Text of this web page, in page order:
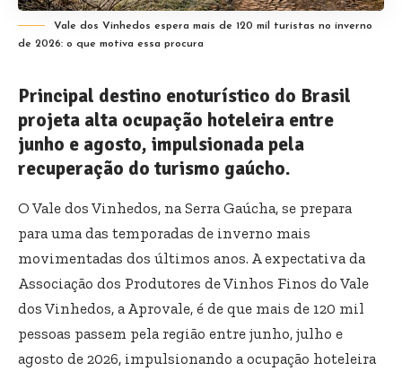
Vale dos Vinhedos espera mais de 120 mil turistas no inverno
de 2026: o que motiva essa procura
Principal destino enoturístico do Brasil
projeta alta ocupação hoteleira entre
junho e agosto, impulsionada pela
recuperação do turismo gaúcho.
O Vale dos Vinhedos, na Serra Gaúcha, se prepara
para uma das temporadas de inverno mais
movimentadas dos últimos anos. A expectativa da
Associação dos Produtores de Vinhos Finos do Vale
dos Vinhedos, a Aprovale, é de que mais de 120 mil
pessoas passem pela região entre junho, julho e
agosto de 2026, impulsionando a ocupação hoteleira